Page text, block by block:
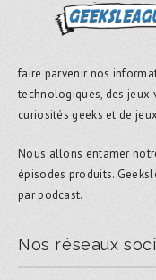
faire parvenir nos
technologiques, des jeux
curiosités geeks et de
Nous allons entamer
épisodes produits.
par podcast.
Nos réseaux